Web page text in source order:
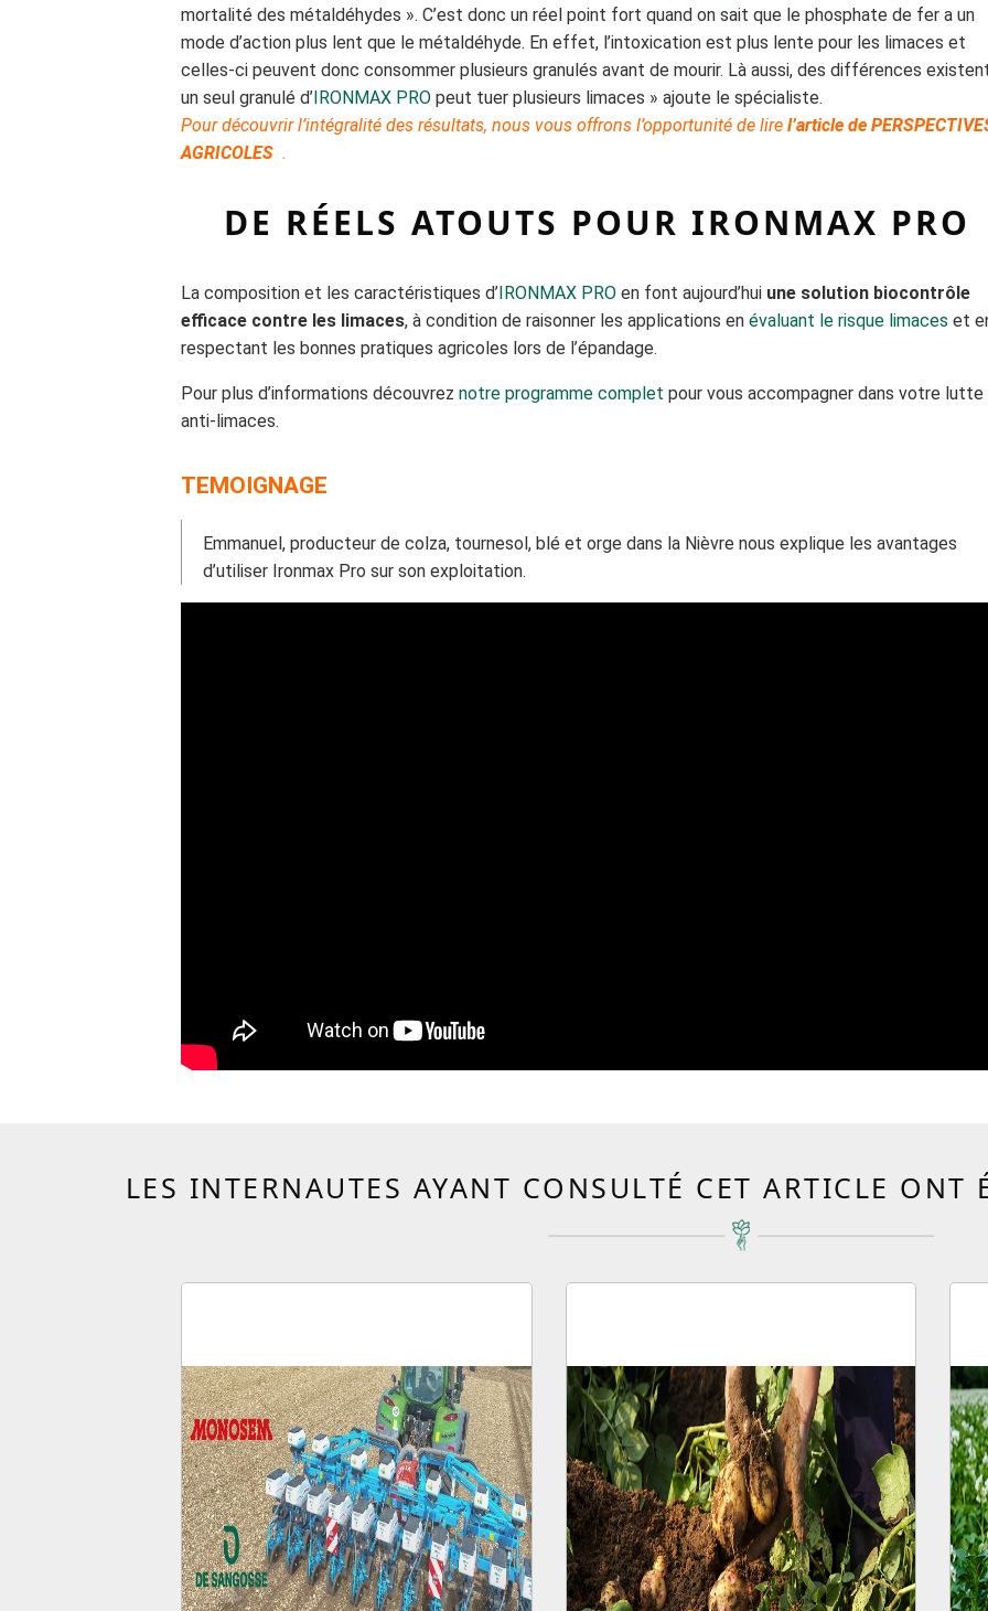
mortalité des métaldéhydes ». C’est donc un réel point fort quand on sait que le phosphate de fer a un
mode d’action plus lent que le métaldéhyde. En effet, l’intoxication est plus lente pour les limaces et
celles-ci peuvent donc consommer plusieurs granulés avant de mourir. Là aussi, des différences
un seul granulé d’ RONMAX PRO peut tuer plusieurs limaces » ajoute le spécialiste.
Pour découvrir l’intégralité des résultats, nous vous offrons l’opportunité de lirel’article de
AGRICOLES .
DE RÉELS ATOUTS POUR IRONMAX PRO
La composition et les caractéristiques d’ IRONMAX PRO en font aujourd’hui une solution biocontrôle
efficace contre les limaces, à condition de raisonner les applications enévaluant le risque limaces et
respectant les bonnes pratiques agricoles lors de l’épandage.
Pour plus d’informations découvreznotre programme complet pour vous accompagner dans votre lutte
anti-limaces.
TEMOIGNAGE
Emmanuel, producteur de colza, tournesol, blé et orge dans la Nièvre nous explique les avantages
d’utiliser Ironmax Pro sur son exploitation.
LES INTERNAUTES AYANT CONSULTÉ CET ARTICLE ONT